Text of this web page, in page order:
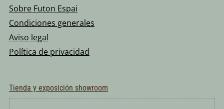
Sobre Futon Espai
Condiciones generales
Aviso legal
Política de privacidad
Tienda y exposición showroom